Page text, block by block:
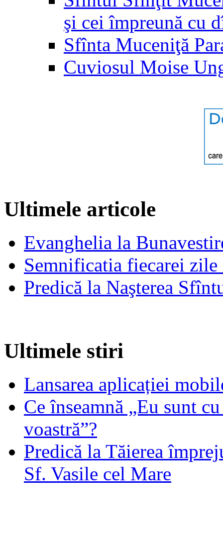
şi cei împreună cu
Sfînta Muceniţă
Cuviosul Moise
Ultimele articole
Evanghelia la
Semnificatia fiecarei
Predică la Naşterea
Ultimele stiri
Lansarea aplicației
Ce înseamnă „Eu sunt
voastră”?
Predică la Tăierea
Sf. Vasile cel Mare